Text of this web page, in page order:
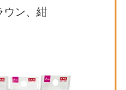
ウン、紺